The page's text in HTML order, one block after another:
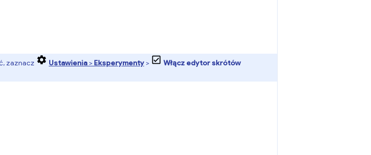
zaznacz Ustawienia > Eksperymenty >
Włącz edytor skrótów